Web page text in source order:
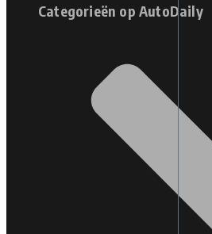
Categorieën op AutoDaily